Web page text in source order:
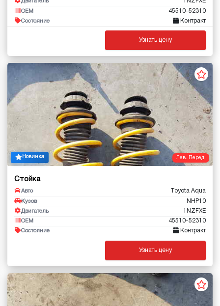
Двигатель
OEM 45510-52310
Состояние Контракт
Узнать цену
Лев. Перед.
Новинка
Стойка
Авто Toyota Aqua
Кузов NHP10
Двигатель 1NZFXE
OEM 45510-52310
Состояние Контракт
Узнать цену